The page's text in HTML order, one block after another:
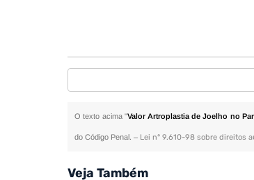
O texto acima "Valor Artroplastia de Joelho no
do Código Penal. – Lei n° 9.610-98 sobre direitos
Veja Também